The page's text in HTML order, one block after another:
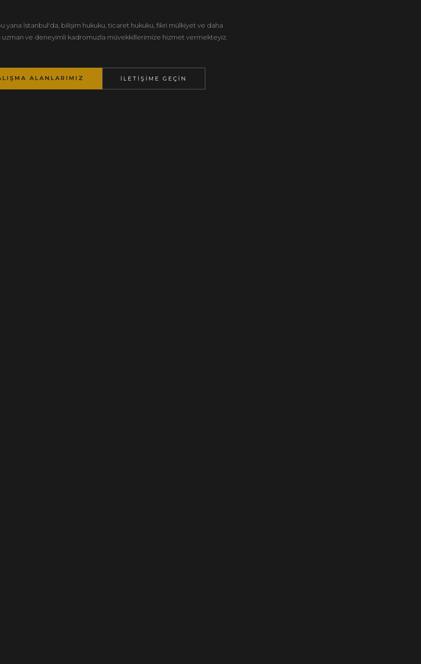
bu yana İstanbul'da, bilişim hukuku, ticaret hukuku, fikri mülkiyet ve daha
uzman ve deneyimli kadromuzla müvekkillerimize hizmet vermekteyiz.
ALANLARIMIZ İLETİŞİME GEÇİN